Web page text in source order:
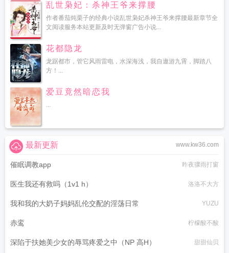
乱世枭妃：杀神王爷来撑腰
作者番茄炖栗子的经典小说乱世枭妃杀神王爷来撑腰最新章节全
文阅读服务本站更新及时无弹窗广告小说...
花都隐龙
龙踞都市，管它风雨雷电，水深海浅，我自遨游九霄，脚踏八
方！...
爱豆竟然暗恋我
...
www.kw36.com
最新更新
催眠调教app 昨夜骤雨打窗
医生我还有救吗（1v1 h） 洛洛不大方
我和我的大奶子妈妈乱伦交配的淫荡日常 YUZU
赤鸾 柠檬酸不酸
深陷于扶她美少女的辱骂疼爱之中（NP 高H） 甜甜仙贝